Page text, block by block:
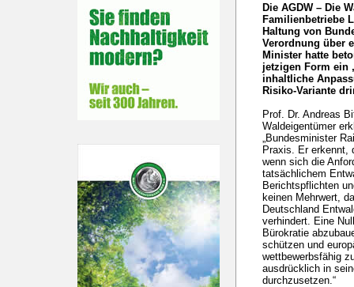
Die AGDW – Die
Familienbetriebe
Haltung von
Verordnung über
Minister hatte
jetzigen Form ein
inhaltliche
Risiko-Variante
Prof. Dr. Andreas
Waldeigentümer
„Bundesminister
Praxis. Er erkennt,
wenn sich die
tatsächlichem
Berichtspflichten
keinen Mehrwert,
Deutschland
verhindert. Eine
Bürokratie
schützen und
wettbewerbsfähig
ausdrücklich in
durchzusetzen.“